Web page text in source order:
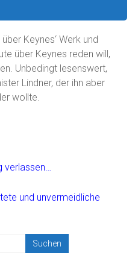
Keynes‘ Werk und
über Keynes reden will,
Unbedingt lesenswert,
Lindner, der ihn aber
wollte.
verlassen…
und unvermeidliche